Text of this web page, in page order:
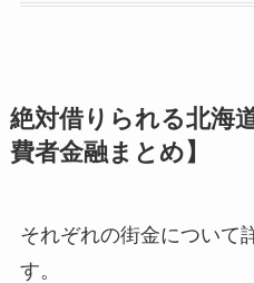
絶対借りられる北海
費者金融まとめ】
それぞれの街金について
す。